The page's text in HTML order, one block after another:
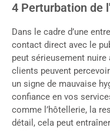
4 Perturbation de
Dans le cadre d’une
contact direct avec le
peut sérieusement
clients peuvent
un signe de mauvaise
confiance en vos
comme l’hôtellerie, la
détail, cela peut